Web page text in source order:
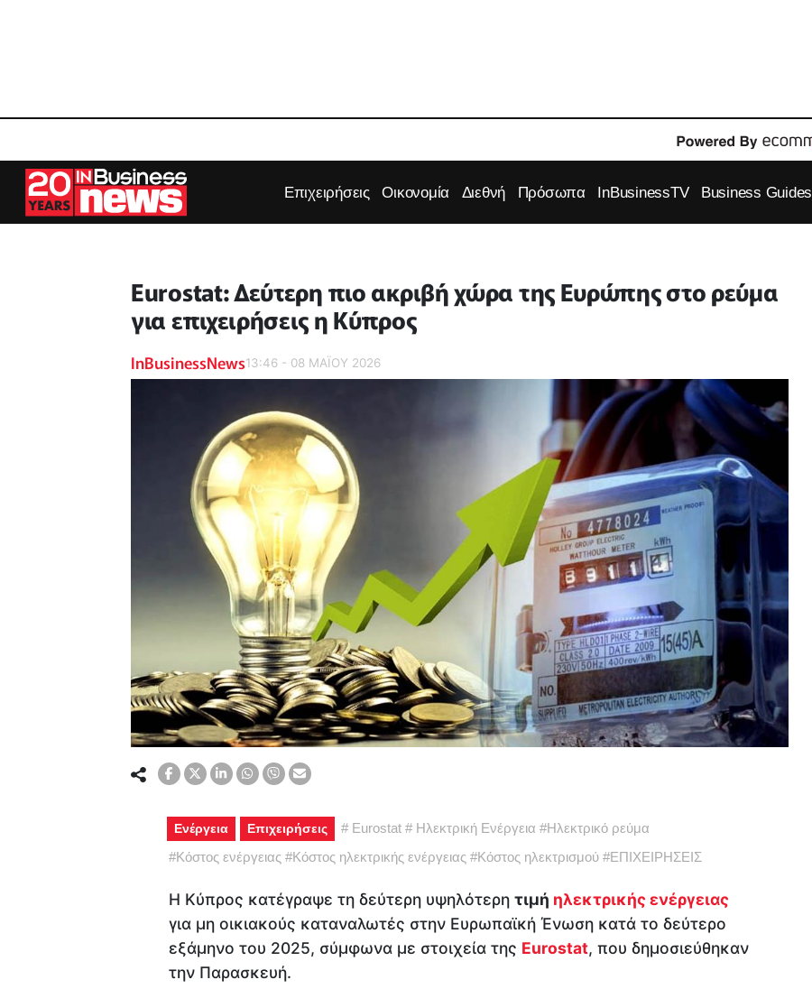
Επιχειρήσεις Οικονομία Διεθνή Πρόσωπα InBusinessTV Business Guides
Eurostat: Δεύτερη πιο ακριβή χώρα της Ευρώπης στο ρεύμα
για επιχειρήσεις η Κύπρος
InBusinessNews13:46 - 08 ΜΑΪ́ΟΥ 2026
Ενέργεια Επιχειρήσεις #Eurostat #Ηλεκτρική Ενέργεια #Ηλεκτρικό ρεύμα
#Κόστος ενέργειας #Κόστος ηλεκτρικής ενέργειας #Κόστος ηλεκτρισμού #ΕΠΙΧΕΙΡΗΣΕΙΣ
Η Κύπρος κατέγραψε τη δεύτερη υψηλότερη τιμή ηλεκτρικής ενέργειας
για μη οικιακούς καταναλωτές στην Ευρωπαϊκή Ένωση κατά το δεύτερο
εξάμηνο του 2025, σύμφωνα με στοιχεία της Eurostat, που δημοσιεύθηκαν
την Παρασκευή.